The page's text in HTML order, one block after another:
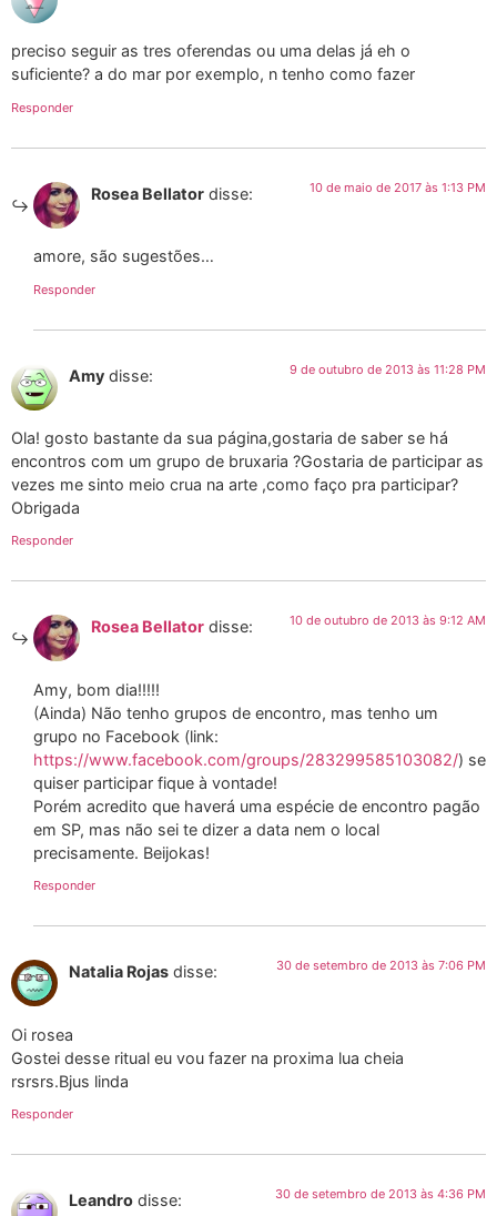
preciso seguir as tres oferendas ou uma delas já eh o
suficiente? a do mar por exemplo, n tenho como fazer
Responder
Rosea Bellator disse: 10 de maio de 2017 às 1:13 PM
amore, são sugestões…
Responder
Amy disse: 9 de outubro de 2013 às 11:28 PM
Ola! gosto bastante da sua página,gostaria de saber se há
encontros com um grupo de bruxaria ?Gostaria de participar as
vezes me sinto meio crua na arte ,como faço pra participar?
Obrigada
Responder
Rosea Bellator disse: 10 de outubro de 2013 às 9:12 AM
Amy, bom dia!!!!!
(Ainda) Não tenho grupos de encontro, mas tenho um
grupo no Facebook (link:
https://www.facebook.com/groups/283299585103082/) se
quiser participar fique à vontade!
Porém acredito que haverá uma espécie de encontro pagão
em SP, mas não sei te dizer a data nem o local
precisamente. Beijokas!
Responder
Natalia Rojas disse: 30 de setembro de 2013 às 7:06 PM
Oi rosea
Gostei desse ritual eu vou fazer na proxima lua cheia
rsrsrs.Bjus linda
Responder
Leandro disse: 30 de setembro de 2013 às 4:36 PM